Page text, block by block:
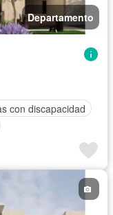
Departamento
con discapacidad